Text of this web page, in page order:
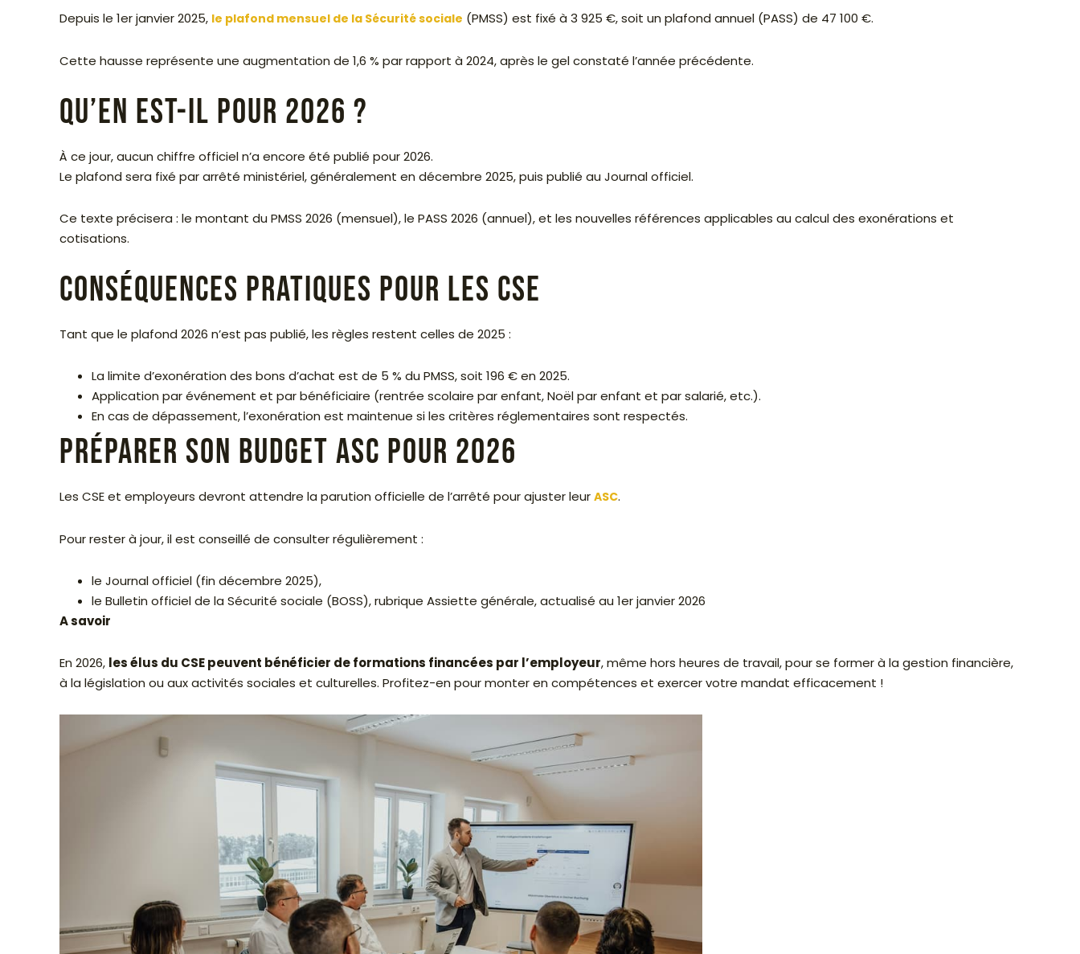
Depuis le 1er janvier 2025, le plafond mensuel de la Sécurité sociale (PMSS) est fixé à 3 925 €, soit un plafond annuel (PASS) de 47 100 €.
Cette hausse représente une augmentation de 1,6 % par rapport à 2024, après le gel constaté l’année précédente.
Qu’en est-il pour 2026 ?
À ce jour, aucun chiffre officiel n’a encore été publié pour 2026.
Le plafond sera fixé par arrêté ministériel, généralement en décembre 2025, puis publié au Journal officiel.
Ce texte précisera : le montant du PMSS 2026 (mensuel), le PASS 2026 (annuel), et les nouvelles références applicables au calcul des exonérations et
cotisations.
Conséquences pratiques pour les CSE
Tant que le plafond 2026 n’est pas publié, les règles restent celles de 2025 :
La limite d’exonération des bons d’achat est de 5 % du PMSS, soit 196 € en 2025.
Application par événement et par bénéficiaire (rentrée scolaire par enfant, Noël par enfant et par salarié, etc.).
En cas de dépassement, l’exonération est maintenue si les critères réglementaires sont respectés.
Préparer son budget ASC pour 2026
Les CSE et employeurs devront attendre la parution officielle de l’arrêté pour ajuster leur ASC.
Pour rester à jour, il est conseillé de consulter régulièrement :
le Journal officiel (fin décembre 2025),
le Bulletin officiel de la Sécurité sociale (BOSS), rubrique Assiette générale, actualisé au 1er janvier 2026
A savoir
En 2026, les élus du CSE peuvent bénéficier de formations financées par l’employeur, même hors heures de travail, pour se former à la gestion financière,
à la législation ou aux activités sociales et culturelles. Profitez-en pour monter en compétences et exercer votre mandat efficacement !